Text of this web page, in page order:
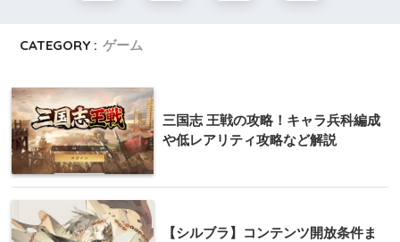
CATEGORY : ゲーム
三国志 王戦の攻略！キャラ兵科編成
や低レアリティ攻略など解説
【シルブラ】コンテンツ開放条件ま